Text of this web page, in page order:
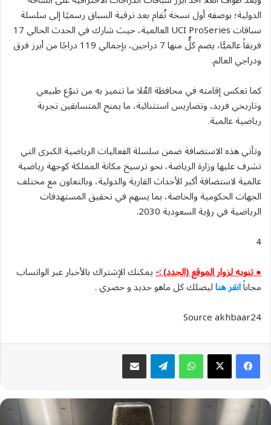
الدولية؛ بوصفه أول نسخة تُقام بعد ترقية السباق رسميًا إلى سلسلة
سباقات UCI ProSeries العالمية، حيث شارك في الحدث الحالي 17
فريقاً عالميًّا، يضم كلٌّ منها 7 دراجين، بإجمالي 119 دراجًا من أبرز فرق
ودراجي العالم.
كما تعكس إقامته في محافظة العُلا ما تتميز به من تنوّع طبيعي
وتاريخي فريد، وتضاريس استثنائية، ما يمنح المتسابقين تجربة
رياضية عالمية.
وتأتي هذه الاستضافة ضمن سلسلة الفعاليات الرياضية الكبرى التي
تشرف عليها وزارة الرياضة، نحو ترسيخ مكانة المملكة كوجهة رياضية
عالمية لاستضافة أكبر الأحداث القارية والدولية، وبالتعاون مع مختلف
الجهات الحكومية والخاصة، بما يسهم في تحقيق المستهدفات
الرياضية في رؤية السعودية 2030.
4
● تنويه لزوار الموقع (الجدد) :-يمكنك الإشتراك بالأخبار عبر الواتساب
مجاناًانقر هناليصلك كل ماهو جديد و حصري .
Source akhbaar24
واتسابتيلقرام مشاركة عبر البريد